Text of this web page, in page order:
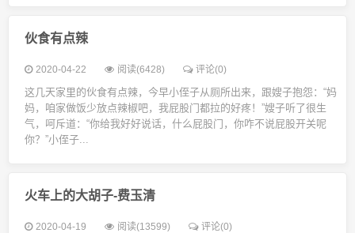
伙食有点辣
2020-04-22 阅读(6428) 评论(0)
这几天家里的伙食有点辣，今早小侄子从厕所出来，跟嫂子抱怨：“妈
妈，咱家做饭少放点辣椒吧，我屁股门都拉的好疼！”嫂子听了很生
气，呵斥道：“你给我好好说话，什么屁股门，你咋不说屁股开关呢
你？”小侄子...
火车上的大胡子-费玉清
2020-04-19 阅读(13599) 评论(0)